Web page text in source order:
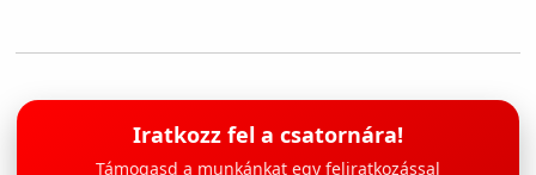
Iratkozz fel a csatornára!
Támogasd a munkánkat egy feliratkozással